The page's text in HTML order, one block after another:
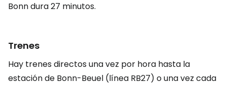
Bonn dura 27 minutos.
Trenes
Hay trenes directos una vez por hora hasta la
estación de Bonn-Beuel (línea RB27) o una vez cada